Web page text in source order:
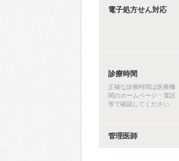
電子処方せん対応
診療時間
正確な診療時間は医療機
関のホームページ・電話
等で確認してください
管理医師